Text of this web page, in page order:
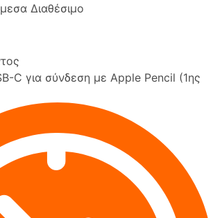
Διαθέσιμο
C για σύνδεση με Apple Pencil (1ης